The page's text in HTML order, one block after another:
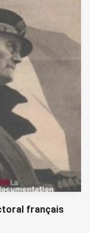
français